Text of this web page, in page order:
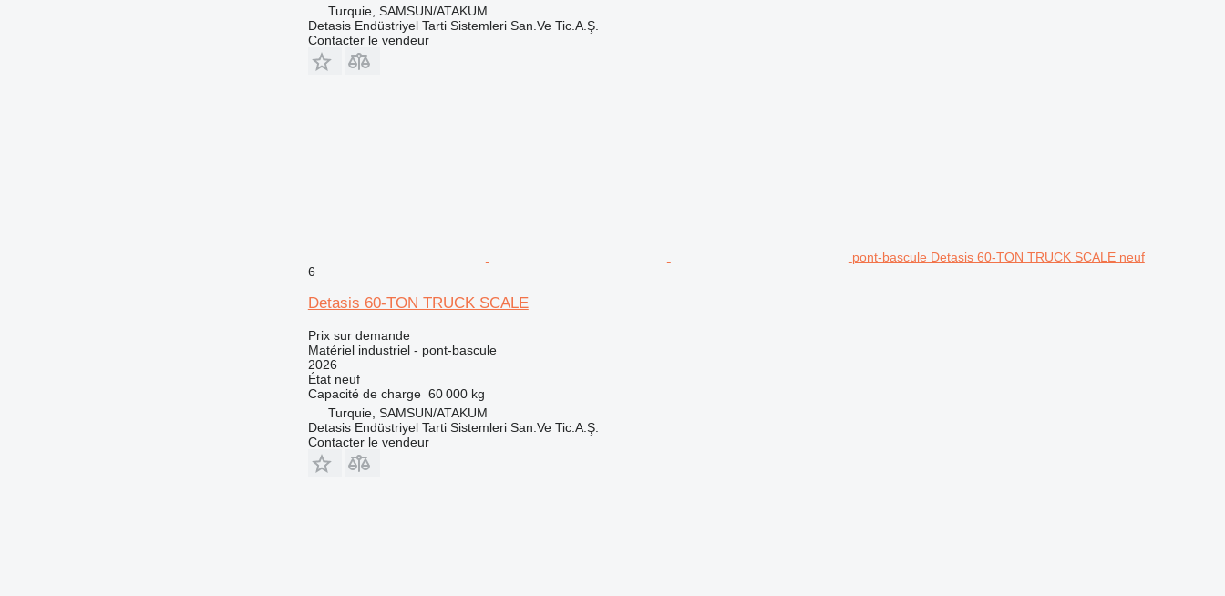
Turquie, SAMSUN/ATAKUM
Detasis Endüstriyel Tarti Sistemleri San.Ve Tic.A.Ş.
Contacter le vendeur
pont-bascule Detasis 60-TON TRUCK SCALE neuf
6
Detasis 60-TON TRUCK SCALE
Prix sur demande
Matériel industriel - pont-bascule
2026
Étatneuf
Capacité de charge 60 000 kg
Turquie, SAMSUN/ATAKUM
Detasis Endüstriyel Tarti Sistemleri San.Ve Tic.A.Ş.
Contacter le vendeur